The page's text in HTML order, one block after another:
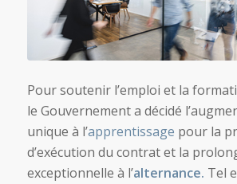
Pour soutenir l’emploi et la
le Gouvernement a décidé
unique à l’apprentissage pour la
d’exécution du contrat et la
exceptionnelle à l’alternance. Tel